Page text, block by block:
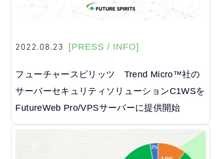
2022.08.23 [PRESS / INFO]
フューチャースピリッツ Trend Micro™社の
サーバーセキュリティソリューションC1WSを
FutureWeb Pro/VPSサーバーに提供開始